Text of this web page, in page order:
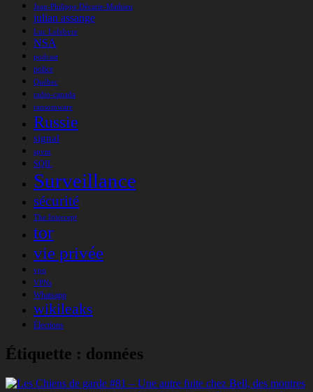
Jean-Philippe Décarie-Mathieu
julian assange
Luc Lefebvre
NSA
podcast
police
Québec
radio-canada
ransomware
Russie
signal
spvm
SQIL
Surveillance
sécurité
The Intercept
tor
vie privée
vpn
VPNs
Whatsapp
wikileaks
Élections
Étiquette : données